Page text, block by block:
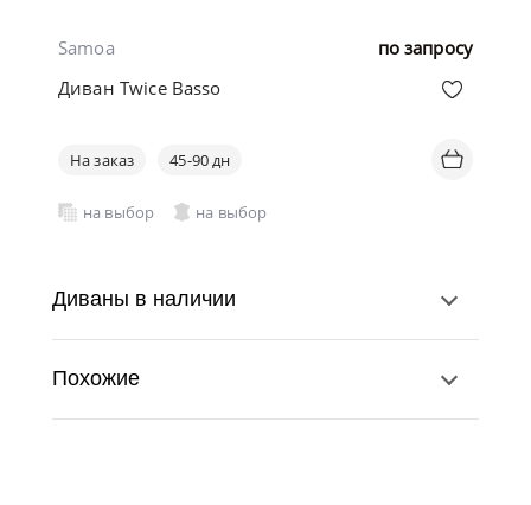
по запросу
Samoa
Диван Twice Basso
На заказ 45-90 дн
на выбор на выбор
Диваны в наличии
Похожие